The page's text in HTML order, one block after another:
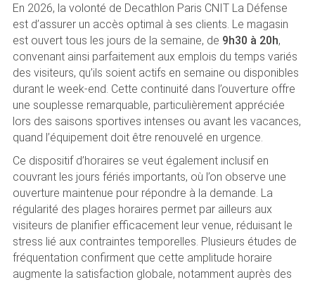
En 2026, la volonté de Decathlon Paris CNIT La Défense
est d’assurer un accès optimal à ses clients. Le magasin
est ouvert tous les jours de la semaine, de 9h30 à 20h,
convenant ainsi parfaitement aux emplois du temps variés
des visiteurs, qu’ils soient actifs en semaine ou disponibles
durant le week-end. Cette continuité dans l’ouverture offre
une souplesse remarquable, particulièrement appréciée
lors des saisons sportives intenses ou avant les vacances,
quand l’équipement doit être renouvelé en urgence.
Ce dispositif d’horaires se veut également inclusif en
couvrant les jours fériés importants, où l’on observe une
ouverture maintenue pour répondre à la demande. La
régularité des plages horaires permet par ailleurs aux
visiteurs de planifier efficacement leur venue, réduisant le
stress lié aux contraintes temporelles. Plusieurs études de
fréquentation confirment que cette amplitude horaire
augmente la satisfaction globale, notamment auprès des